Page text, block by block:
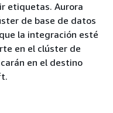
etiquetas. Aurora
de base de datos
la integración esté
en el clúster de
en el destino